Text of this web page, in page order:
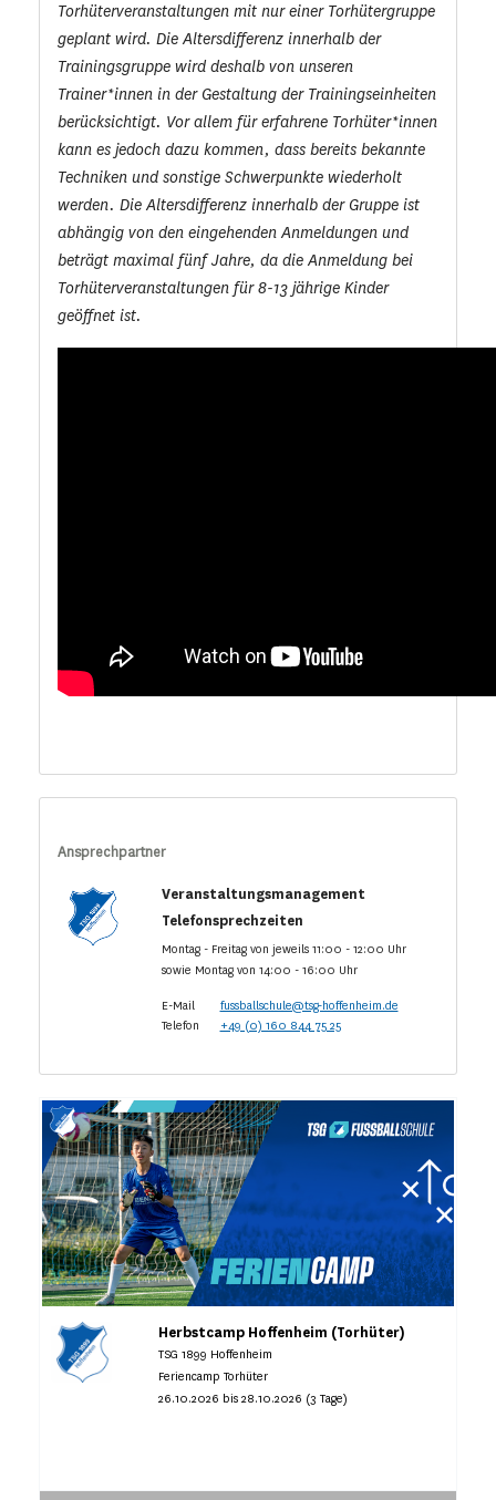
Torhüterveranstaltungen mit nur einer Torhütergruppe
geplant wird. Die Altersdifferenz innerhalb der
Trainingsgruppe wird deshalb von unseren
Trainer*innen in der Gestaltung der Trainingseinheiten
berücksichtigt. Vor allem für erfahrene Torhüter*innen
kann es jedoch dazu kommen, dass bereits bekannte
Techniken und sonstige Schwerpunkte wiederholt
werden. Die Altersdifferenz innerhalb der Gruppe ist
abhängig von den eingehenden Anmeldungen und
beträgt maximal fünf Jahre, da die Anmeldung bei
Torhüterveranstaltungen für 8-13 jährige Kinder
geöffnet ist.
Ansprechpartner
Veranstaltungsmanagement
Telefonsprechzeiten
Montag - Freitag von jeweils 11:00 - 12:00 Uhr
sowie Montag von 14:00 - 16:00 Uhr
E-Mail
fussballschule@tsg-hoffenheim.de
Telefon
+49 (0) 160 844 75 25
Herbstcamp Hoffenheim (Torhüter)
TSG 1899 Hoffenheim
Feriencamp Torhüter
26.10.2026 bis 28.10.2026 (3 Tage)